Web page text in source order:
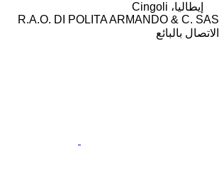
إيطاليا، Cingoli
R.A.O. DI POLITA ARMANDO & C. SAS
الاتصال بالبائع